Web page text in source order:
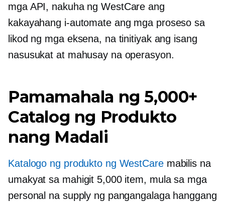
mga API, nakuha ng WestCare ang
kakayahang i-automate ang mga proseso sa
likod ng mga eksena, na tinitiyak ang isang
nasusukat at mahusay na operasyon.
Pamamahala ng 5,000+
Catalog ng Produkto
nang Madali
Katalogo ng produkto ng WestCaremabilis na
umakyat sa mahigit 5,000 item, mula sa mga
personal na supply ng pangangalaga hanggang